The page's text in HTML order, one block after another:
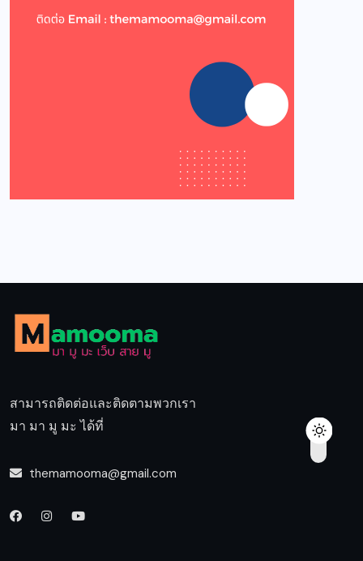
สามารถติดต่อและติดตามพวกเรา
มา มา มู มะ ได้ที่
themamooma@gmail.com